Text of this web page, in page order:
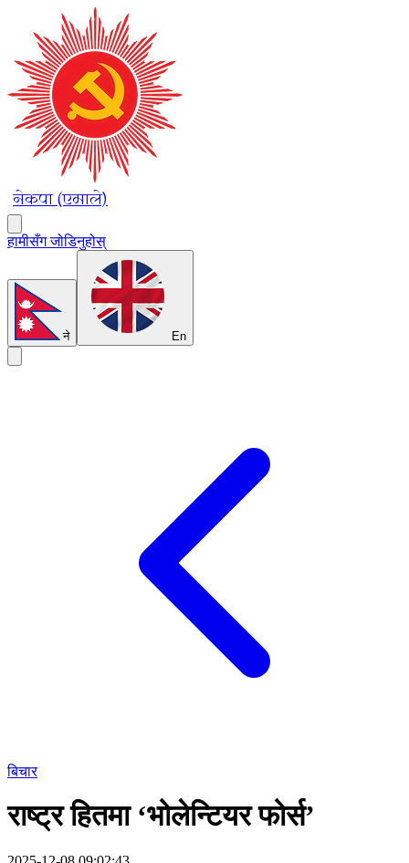
नेकपा (एमाले)
हामीसँग जोडिनुहोस्
ने En
बिचार
राष्ट्र हितमा ‘भोलेन्टियर फोर्स’